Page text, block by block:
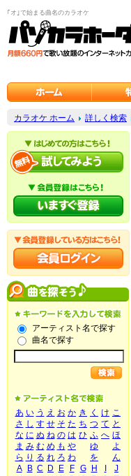
｢オ｣で始まる曲名のカラオケ
カラオケ ホーム 詳しく検索
アーティスト名で探す
曲名で探す
あ い う え お か き く け こ
さ し す せ そ た ち つ て と
な に ぬ ね の は ひ ふ へ ほ
ま み む め も や ゆ
よ
ら り る れ ろ わ を
ん
A
B C D E F G H
J